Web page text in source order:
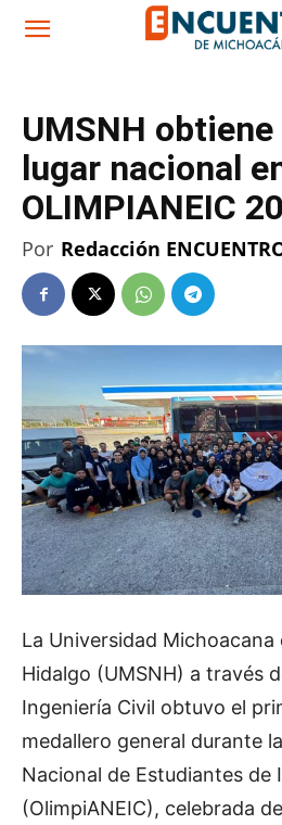
UMSNH
lugar nacional
OLIMPIANEIC
Por Redacción
La Universidad Michoacana
Hidalgo (UMSNH) a través
Ingeniería Civil obtuvo el
medallero general durante
Nacional de Estudiantes de
(OlimpiANEIC), celebrada